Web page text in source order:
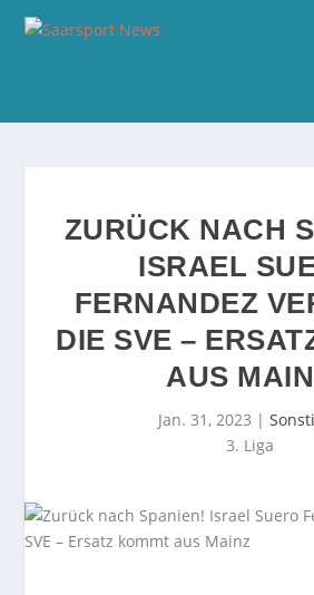
ZURÜCK NACH
ISRAEL
FERNANDEZ
DIE SVE –
AUS
Jan. 31, 2023 |
3. Liga